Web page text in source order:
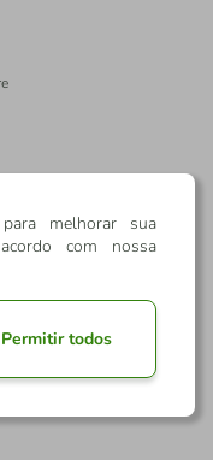
melhorar sua
com nossa
Permitir todos